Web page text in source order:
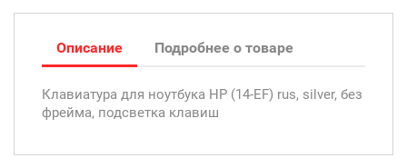
Описание Подробнее о товаре
Клавиатура для ноутбука HP (14-EF) rus, silver, без
фрейма, подсветка клавиш